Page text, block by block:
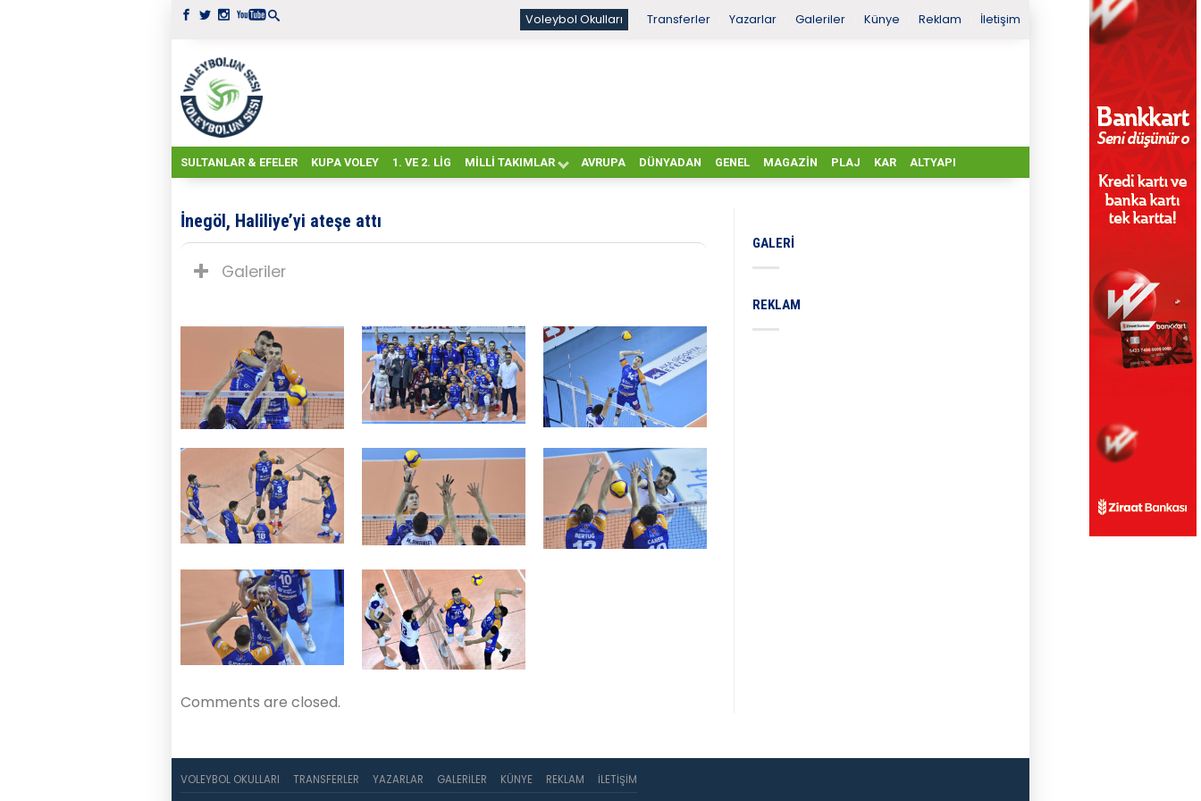
Voleybol Okulları Transferler Yazarlar Galeriler Künye Reklam İletişim
SULTANLAR & EFELER KUPA VOLEY 1. VE 2. LIG MILLI TAKIMLAR AVRUPA DÜNYADAN GENEL MAGAZIN PLAJ KAR ALTYAPI
İnegöl, Haliliye’yi ateşe attı
Galeriler
Comments are closed.
GALERI
REKLAM
VOLEYBOL OKULLARI TRANSFERLER YAZARLAR GALERILER KÜNYE REKLAM İLETIŞIM